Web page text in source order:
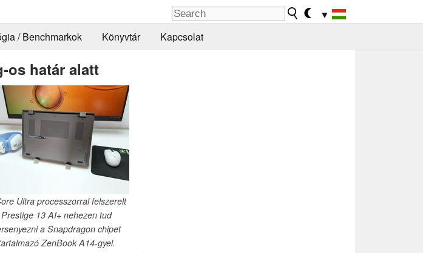
▼
/ Benchmarkok Könyvtár Kapcsolat
os határ alatt
Ultra processzorral felszerelt
Prestige 13 AI+ nehezen tud
a Snapdragon chipet
ZenBook A14-gyel.